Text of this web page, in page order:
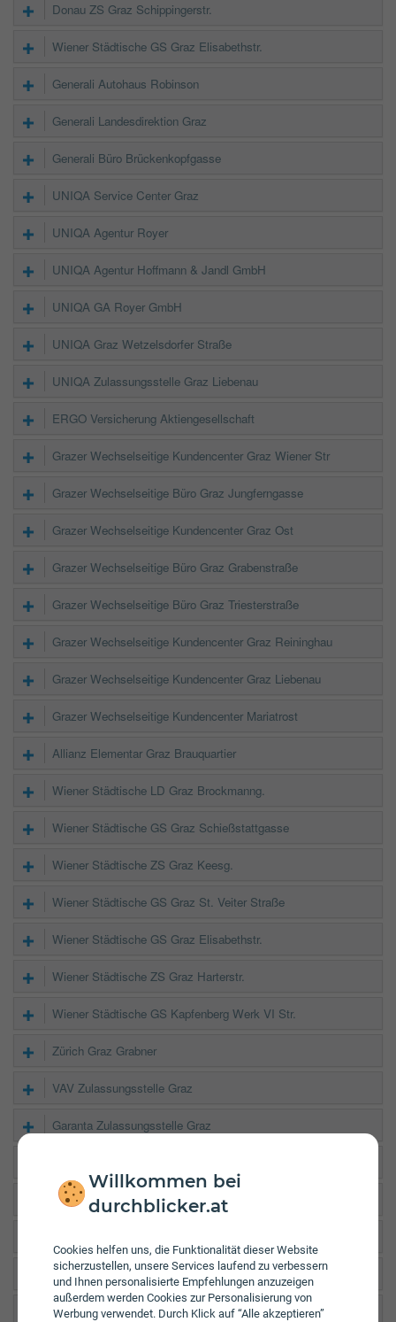
Willkommen bei
durchblicker.at
Cookies helfen uns, die Funktionalität dieser Website
sicherzustellen, unsere Services laufend zu verbessern
und Ihnen personalisierte Empfehlungen anzuzeigen
außerdem werden Cookies zur Personalisierung von
Werbung verwendet. Durch Klick auf “Alle akzeptieren”
Donau ZS Graz Schippingerstr.
Wiener Städtische GS Graz Elisabethstr.
Generali Autohaus Robinson
Generali Landesdirektion Graz
Generali Büro Brückenkopfgasse
UNIQA Service Center Graz
UNIQA Agentur Royer
UNIQA Agentur Hoffmann & Jandl GmbH
UNIQA GA Royer GmbH
UNIQA Graz Wetzelsdorfer Straße
UNIQA Zulassungsstelle Graz Liebenau
ERGO Versicherung Aktiengesellschaft
Grazer Wechselseitige Kundencenter Graz Wiener Str
Grazer Wechselseitige Büro Graz Jungferngasse
Grazer Wechselseitige Kundencenter Graz Ost
Grazer Wechselseitige Büro Graz Grabenstraße
Grazer Wechselseitige Büro Graz Triesterstraße
Grazer Wechselseitige Kundencenter Graz Reininghau
Grazer Wechselseitige Kundencenter Graz Liebenau
Grazer Wechselseitige Kundencenter Mariatrost
Allianz Elementar Graz Brauquartier
Wiener Städtische LD Graz Brockmanng.
Wiener Städtische GS Graz Schießstattgasse
Wiener Städtische ZS Graz Keesg.
Wiener Städtische GS Graz St. Veiter Straße
Wiener Städtische GS Graz Elisabethstr.
Wiener Städtische ZS Graz Harterstr.
Wiener Städtische GS Kapfenberg Werk VI Str.
Zürich Graz Grabner
VAV Zulassungsstelle Graz
Garanta Zulassungsstelle Graz
Garanta Zulassungsstelle Graz5
EUROHERC GRAZ 8020, Schererstraße 5
EUROHERC LEOBEN 8700, Lagergasse 4